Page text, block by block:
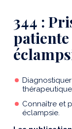
344 :
Connaître et
éclampsie.